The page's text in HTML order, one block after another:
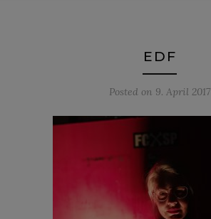
EDF
Posted on 9. April 2017